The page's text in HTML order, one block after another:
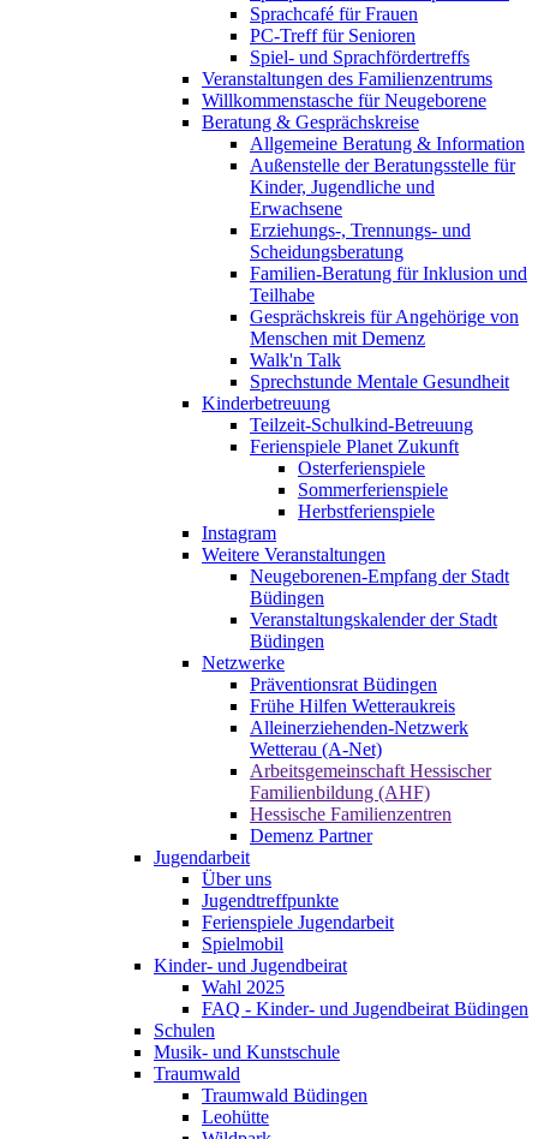
Sprachcafé für Frauen
PC-Treff für Senioren
Spiel- und Sprachfördertreffs
Veranstaltungen des Familienzentrums
Willkommenstasche für Neugeborene
Beratung & Gesprächskreise
Allgemeine Beratung & Information
Außenstelle der Beratungsstelle für
Kinder, Jugendliche und
Erwachsene
Erziehungs-, Trennungs- und
Scheidungsberatung
Familien-Beratung für Inklusion und
Teilhabe
Gesprächskreis für Angehörige von
Menschen mit Demenz
Walk'n Talk
Sprechstunde Mentale Gesundheit
Kinderbetreuung
Teilzeit-Schulkind-Betreuung
Ferienspiele Planet Zukunft
Osterferienspiele
Sommerferienspiele
Herbstferienspiele
Instagram
Weitere Veranstaltungen
Neugeborenen-Empfang der Stadt
Büdingen
Veranstaltungskalender der Stadt
Büdingen
Netzwerke
Präventionsrat Büdingen
Frühe Hilfen Wetteraukreis
Alleinerziehenden-Netzwerk
Wetterau (A-Net)
Arbeitsgemeinschaft Hessischer
Familienbildung (AHF)
Hessische Familienzentren
Demenz Partner
Jugendarbeit
Über uns
Jugendtreffpunkte
Ferienspiele Jugendarbeit
Spielmobil
Kinder- und Jugendbeirat
Wahl 2025
FAQ - Kinder- und Jugendbeirat Büdingen
Schulen
Musik- und Kunstschule
Traumwald
Traumwald Büdingen
Leohütte